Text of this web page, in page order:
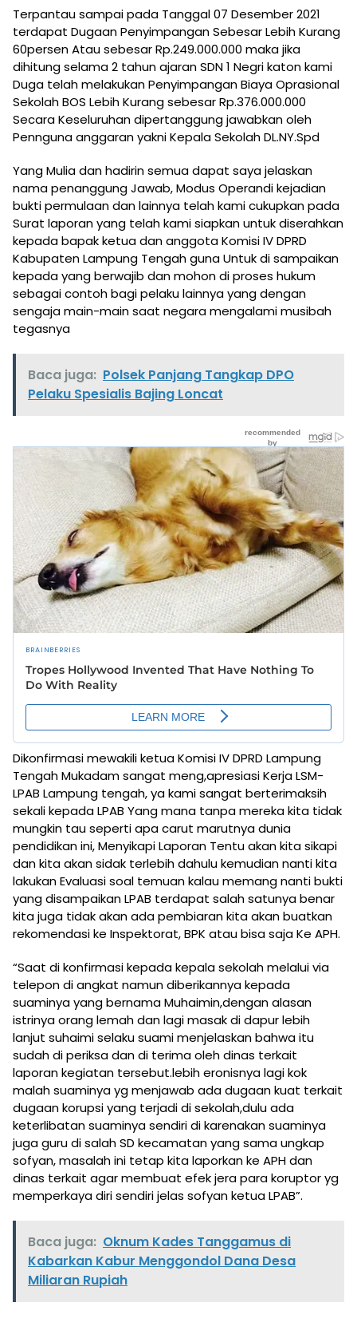
Terpantau sampai pada Tanggal 07 Desember 2021
terdapat Dugaan Penyimpangan Sebesar Lebih Kurang
60persen Atau sebesar Rp.249.000.000 maka jika
dihitung selama 2 tahun ajaran SDN 1 Negri katon kami
Duga telah melakukan Penyimpangan Biaya Oprasional
Sekolah BOS Lebih Kurang sebesar Rp.376.000.000
Secara Keseluruhan dipertanggung jawabkan oleh
Pennguna anggaran yakni Kepala Sekolah DL.NY.Spd
Yang Mulia dan hadirin semua dapat saya jelaskan
nama penanggung Jawab, Modus Operandi kejadian
bukti permulaan dan lainnya telah kami cukupkan pada
Surat laporan yang telah kami siapkan untuk diserahkan
kepada bapak ketua dan anggota Komisi IV DPRD
Kabupaten Lampung Tengah guna Untuk di sampaikan
kepada yang berwajib dan mohon di proses hukum
sebagai contoh bagi pelaku lainnya yang dengan
sengaja main-main saat negara mengalami musibah
tegasnya
Baca juga: Polsek Panjang Tangkap DPO
Pelaku Spesialis Bajing Loncat
Dikonfirmasi mewakili ketua Komisi IV DPRD Lampung
Tengah Mukadam sangat meng,apresiasi Kerja LSM-
LPAB Lampung tengah, ya kami sangat berterimaksih
sekali kepada LPAB Yang mana tanpa mereka kita tidak
mungkin tau seperti apa carut marutnya dunia
pendidikan ini, Menyikapi Laporan Tentu akan kita sikapi
dan kita akan sidak terlebih dahulu kemudian nanti kita
lakukan Evaluasi soal temuan kalau memang nanti bukti
yang disampaikan LPAB terdapat salah satunya benar
kita juga tidak akan ada pembiaran kita akan buatkan
rekomendasi ke Inspektorat, BPK atau bisa saja Ke APH.
“Saat di konfirmasi kepada kepala sekolah melalui via
telepon di angkat namun diberikannya kepada
suaminya yang bernama Muhaimin,dengan alasan
istrinya orang lemah dan lagi masak di dapur lebih
lanjut suhaimi selaku suami menjelaskan bahwa itu
sudah di periksa dan di terima oleh dinas terkait
laporan kegiatan tersebut.lebih eronisnya lagi kok
malah suaminya yg menjawab ada dugaan kuat terkait
dugaan korupsi yang terjadi di sekolah,dulu ada
keterlibatan suaminya sendiri di karenakan suaminya
juga guru di salah SD kecamatan yang sama ungkap
sofyan, masalah ini tetap kita laporkan ke APH dan
dinas terkait agar membuat efek jera para koruptor yg
memperkaya diri sendiri jelas sofyan ketua LPAB”.
Baca juga: Oknum Kades Tanggamus di
Kabarkan Kabur Menggondol Dana Desa
Miliaran Rupiah